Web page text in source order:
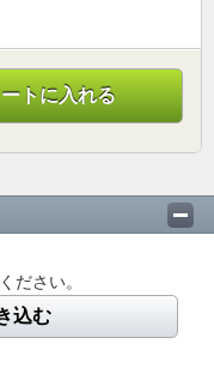
トに入れる
ださい。
込む